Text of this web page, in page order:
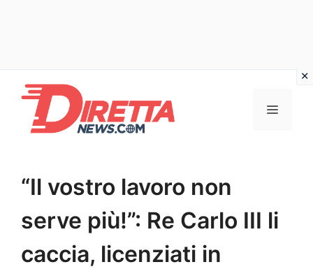
contenuto
Menu
“Il vostro lavoro non
serve più!”: Re Carlo III li
caccia, licenziati in